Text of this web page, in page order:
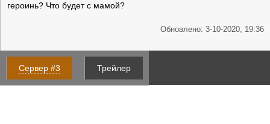
героинь? Что будет с мамой?
Обновлено: 3-10-2020, 19:36
Сервер #3 Трейлер